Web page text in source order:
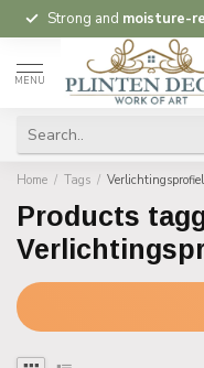
Strong and moisture-
MENU
Home / Tags /
Products